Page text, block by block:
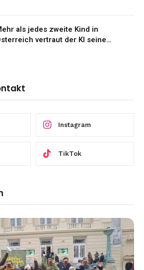
als jedes zweite Kind in
vertraut der KI seine
Instagram
TikTok